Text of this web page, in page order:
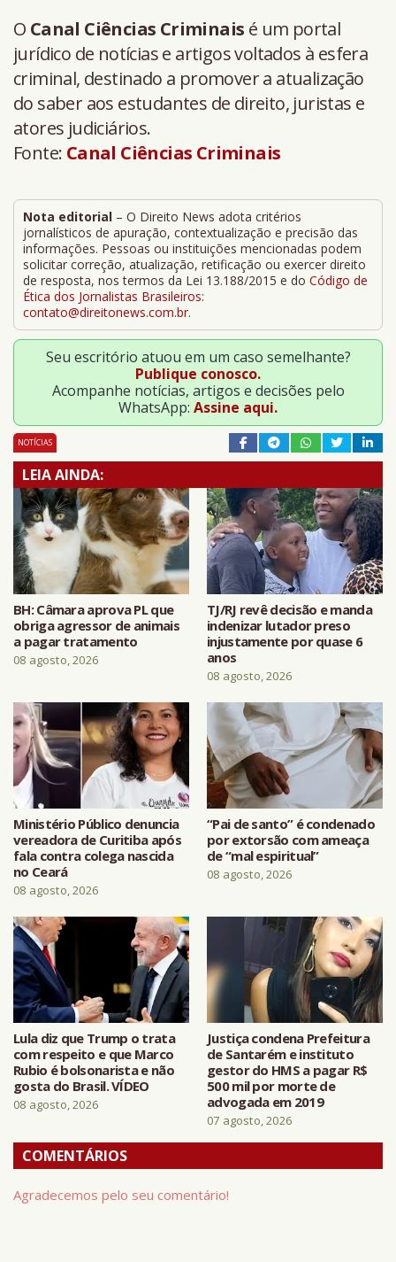
O Canal Ciências Criminais é um portal
jurídico de notícias e artigos voltados à esfera
criminal, destinado a promover a atualização
do saber aos estudantes de direito, juristas e
atores judiciários.
Fonte: Canal Ciências Criminais
Nota editorial – O Direito News adota critérios
jornalísticos de apuração, contextualização e precisão das
informações. Pessoas ou instituições mencionadas podem
solicitar correção, atualização, retificação ou exercer direito
de resposta, nos termos da Lei 13.188/2015 e do Código de
Ética dos Jornalistas Brasileiros:
contato@direitonews.com.br.
Seu escritório atuou em um caso semelhante?
Publique conosco.
Acompanhe notícias, artigos e decisões pelo
WhatsApp: Assine aqui.
NOTÍCIAS
LEIA AINDA:
BH: Câmara aprova PL que
obriga agressor de animais
a pagar tratamento
08 agosto, 2026
TJ/RJ revê decisão e manda
indenizar lutador preso
injustamente por quase 6
anos
08 agosto, 2026
Ministério Público denuncia
vereadora de Curitiba após
fala contra colega nascida
no Ceará
08 agosto, 2026
“Pai de santo” é condenado
por extorsão com ameaça
de “mal espiritual”
08 agosto, 2026
Lula diz que Trump o trata
com respeito e que Marco
Rubio é bolsonarista e não
gosta do Brasil. VÍDEO
08 agosto, 2026
Justiça condena Prefeitura
de Santarém e instituto
gestor do HMS a pagar R$
500 mil por morte de
advogada em 2019
07 agosto, 2026
COMENTÁRIOS
Agradecemos pelo seu comentário!